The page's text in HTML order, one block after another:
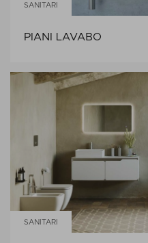
SANITARI
PIANI LAVABO
SANITARI